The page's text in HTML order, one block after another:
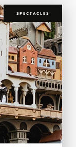
SPECTACLES